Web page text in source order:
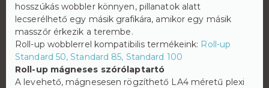
hosszúkás wobbler könnyen, pillanatok alatt
lecserélhető egy másik grafikára, amikor egy másik
masszőr érkezik a terembe.
Roll-up wobblerrel kompatibilis termékeink: Roll-up
Standard 50, Standard 85, Standard 100
Roll-up mágneses szórólaptartó
A levehető, mágnesesen rögzíthető LA4 méretű plexi